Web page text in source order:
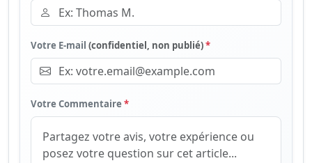
Votre E-mail (confidentiel, non publié)*
Votre Commentaire *